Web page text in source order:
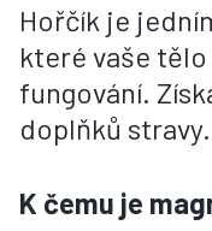
Hořčík je
které vaše
fungování.
doplňků stravy.
K čemu je